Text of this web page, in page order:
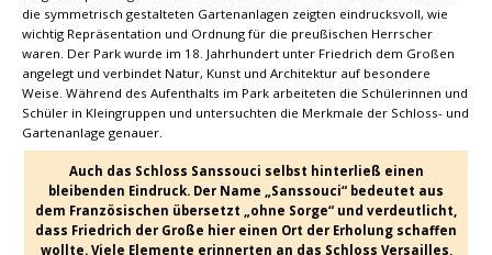
die symmetrisch gestalteten Gartenanlagen zeigten eindrucksvoll, wie
wichtig Repräsentation und Ordnung für die preußischen Herrscher
waren. Der Park wurde im 18. Jahrhundert unter Friedrich dem Großen
angelegt und verbindet Natur, Kunst und Architektur auf besondere
Weise. Während des Aufenthalts im Park arbeiteten die Schülerinnen und
Schüler in Kleingruppen und untersuchten die Merkmale der Schloss- und
Gartenanlage genauer.
Auch das Schloss Sanssouci selbst hinterließ einen
bleibenden Eindruck. Der Name „Sanssouci“ bedeutet aus
dem Französischen übersetzt „ohne Sorge“ und verdeutlicht,
dass Friedrich der Große hier einen Ort der Erholung schaffen
wollte. Viele Elemente erinnerten an das Schloss Versailles,